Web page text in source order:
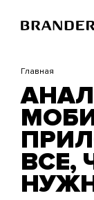
основному
Главная
ВСЕ,